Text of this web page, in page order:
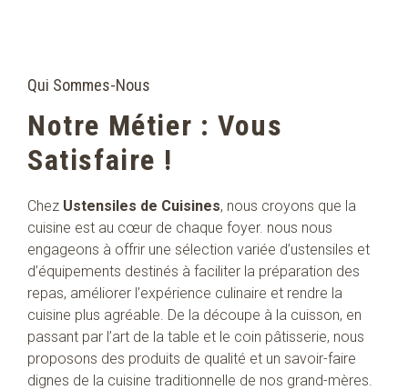
Qui Sommes-Nous
Notre Métier : Vous
Satisfaire !
Chez Ustensiles de Cuisines, nous croyons que la
cuisine est au cœur de chaque foyer. nous nous
engageons à offrir une sélection variée d’ustensiles et
d’équipements destinés à faciliter la préparation des
repas, améliorer l’expérience culinaire et rendre la
cuisine plus agréable. De la découpe à la cuisson, en
passant par l’art de la table et le coin pâtisserie, nous
proposons des produits de qualité et un savoir-faire
dignes de la cuisine traditionnelle de nos grand-mères.